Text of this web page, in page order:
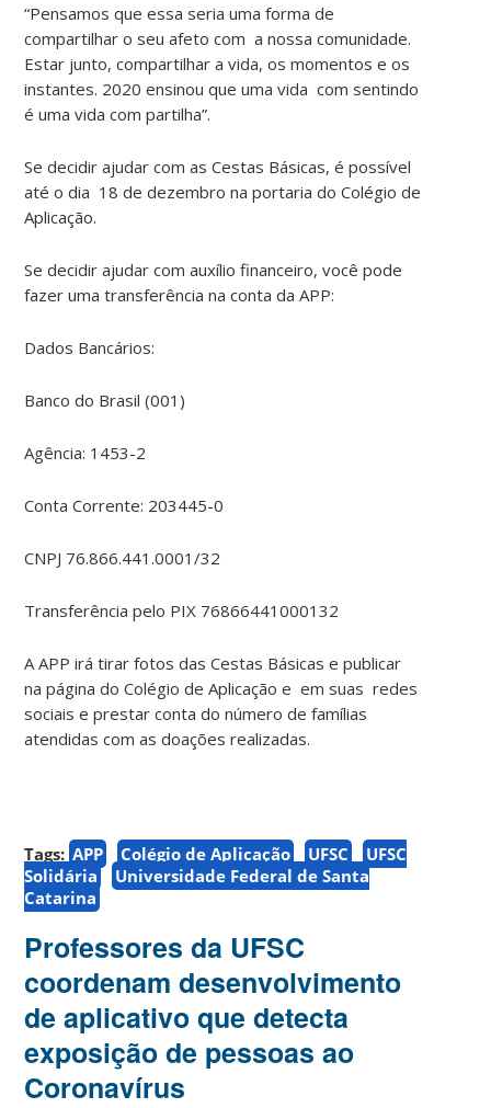
“Pensamos que essa seria uma forma de
compartilhar o seu afeto com a nossa comunidade.
Estar junto, compartilhar a vida, os momentos e os
instantes. 2020 ensinou que uma vida com sentindo
é uma vida com partilha”.
Se decidir ajudar com as Cestas Básicas, é possível
até o dia 18 de dezembro na portaria do Colégio de
Aplicação.
Se decidir ajudar com auxílio financeiro, você pode
fazer uma transferência na conta da APP:
Dados Bancários:
Banco do Brasil (001)
Agência: 1453-2
Conta Corrente: 203445-0
CNPJ 76.866.441.0001/32
Transferência pelo PIX 76866441000132
A APP irá tirar fotos das Cestas Básicas e publicar
na página do Colégio de Aplicação e em suas redes
sociais e prestar conta do número de famílias
atendidas com as doações realizadas.
Tags: APP Colégio de Aplicação UFSC
UFSC
Solidária
Universidade Federal de Santa
Catarina
Professores da UFSC
coordenam desenvolvimento
de aplicativo que detecta
exposição de pessoas ao
Coronavírus